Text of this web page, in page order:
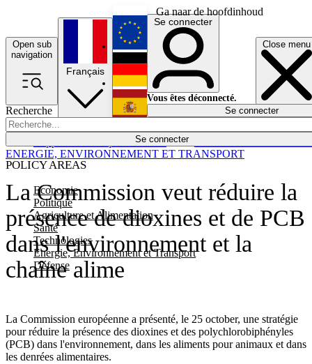
Ga naar de hoofdinhoud
Open sub
navigation
Close menu
Recherche
Se connecter
POLICY AREAS
Economie
Politique
Agriculture et Alimentation
Santé
Technologies
Energie, Environnement et Transport
Défense
Économie
Français
English
Deutsch
Español
Se connecter
Vous êtes déconnecté.
Se connecter
La Commission veut réduire la
présence de dioxines et de PCB
dans l'environnement et la
chaîne alime
La Commission européenne a présenté, le 25 october, une stratégie
pour réduire la présence des dioxines et des polychlorobiphényles
(PCB) dans l'environnement, dans les aliments pour animaux et dans
les denrées alimentaires.
ENERGIE, ENVIRONNEMENT ET TRANSPORT